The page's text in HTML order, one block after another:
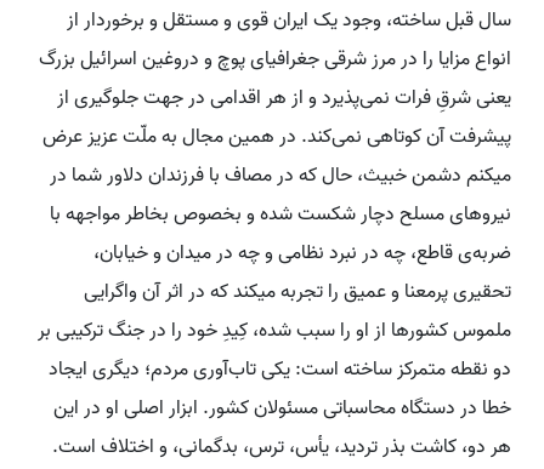
سال قبل ساخته، وجود یک ایران قوی و مستقل و برخوردار از
انواع مزایا را در مرز شرقی جغرافیای پوچ و دروغین اسرائیل بزرگ
یعنی شرقِ فرات نمی‌پذیرد و از هر اقدامی در جهت جلوگیری از
پیشرفت آن کوتاهی نمی‌کند. در همین مجال به ملّت عزیز عرض
میکنم دشمن خبیث، حال که در مصاف با فرزندان دلاور شما در
نیروهای مسلح دچار شکست شده و بخصوص بخاطر مواجهه با
ضربه‌ی قاطع، چه در نبرد نظامی و چه در میدان و خیابان،
تحقیری پرمعنا و عمیق را تجربه میکند که در اثر آن واگرایی
ملموس کشورها از او را سبب شده، کِیدِ خود را در جنگ ترکیبی بر
دو نقطه متمرکز ساخته است: یکی تاب‌آوری مردم؛ دیگری ایجاد
خطا در دستگاه محاسباتی مسئولان کشور. ابزار اصلی او در این
هر دو، کاشت بذر تردید، یأس، ترس، بدگمانی، و اختلاف است.